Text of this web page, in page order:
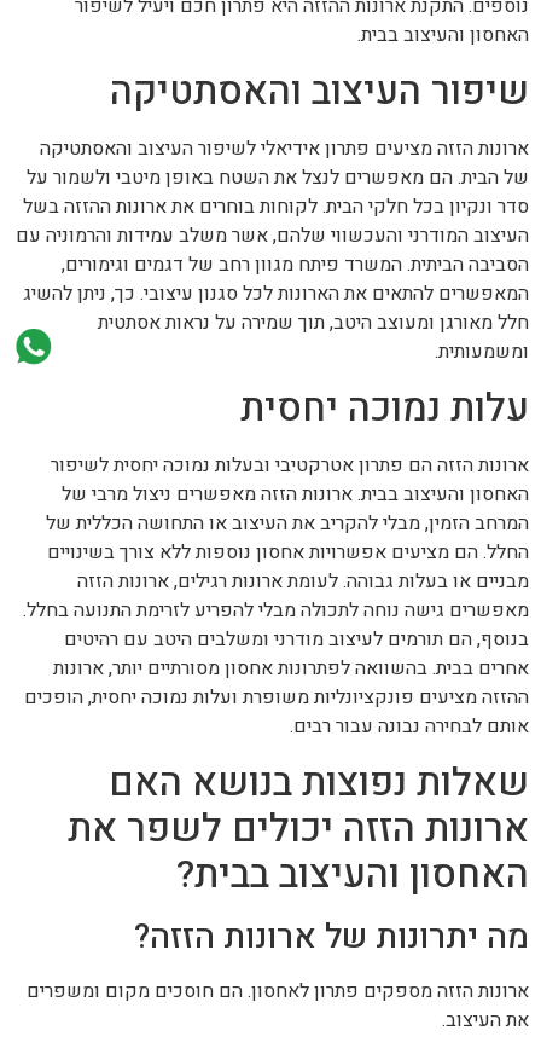
האחסון והעיצוב בבית.
שיפור העיצוב והאסתטיקה
ארונות הזזה מציעים פתרון אידיאלי לשיפור העיצוב והאסתטיקה
של הבית. הם מאפשרים לנצל את השטח באופן מיטבי ולשמור על
סדר ונקיון בכל חלקי הבית. לקוחות בוחרים את ארונות ההזזה בשל
העיצוב המודרני והעכשווי שלהם, אשר משלב עמידות והרמוניה עם
הסביבה הביתית. המשרד פיתח מגוון רחב של דגמים וגימורים,
המאפשרים להתאים את הארונות לכל סגנון עיצובי. כך, ניתן להשיג
חלל מאורגן ומעוצב היטב, תוך שמירה על נראות אסתטית
ומשמעותית.
עלות נמוכה יחסית
ארונות הזזה הם פתרון אטרקטיבי ובעלות נמוכה יחסית לשיפור
האחסון והעיצוב בבית. ארונות הזזה מאפשרים ניצול מרבי של
המרחב הזמין, מבלי להקריב את העיצוב או התחושה הכללית של
החלל. הם מציעים אפשרויות אחסון נוספות ללא צורך בשינויים
מבניים או בעלות גבוהה. לעומת ארונות רגילים, ארונות הזזה
מאפשרים גישה נוחה לתכולה מבלי להפריע לזרימת התנועה בחלל.
בנוסף, הם תורמים לעיצוב מודרני ומשלבים היטב עם רהיטים
אחרים בבית. בהשוואה לפתרונות אחסון מסורתיים יותר, ארונות
ההזזה מציעים פונקציונליות משופרת ועלות נמוכה יחסית, הופכים
אותם לבחירה נבונה עבור רבים.
שאלות נפוצות בנושא האם
ארונות הזזה יכולים לשפר את
האחסון והעיצוב בבית?
מה יתרונות של ארונות הזזה?
ארונות הזזה מספקים פתרון לאחסון. הם חוסכים מקום ומשפרים
את העיצוב.